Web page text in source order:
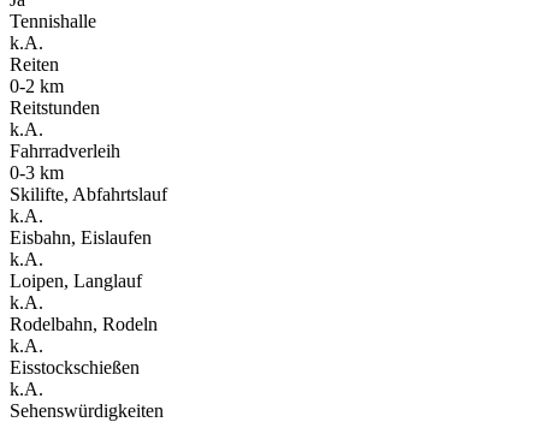
Tennishalle
k.A.
Reiten
0-2 km
Reitstunden
k.A.
Fahrradverleih
0-3 km
Skilifte, Abfahrtslauf
k.A.
Eisbahn, Eislaufen
k.A.
Loipen, Langlauf
k.A.
Rodelbahn, Rodeln
k.A.
Eisstockschießen
k.A.
Sehenswürdigkeiten